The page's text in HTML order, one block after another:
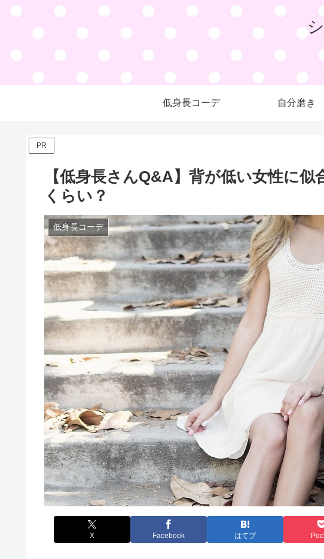
低身長コーデ 自分磨き
PR
【低身長さんQ&A】背が低い女性に
くらい？
低身長コーデ
X Facebook はてブ